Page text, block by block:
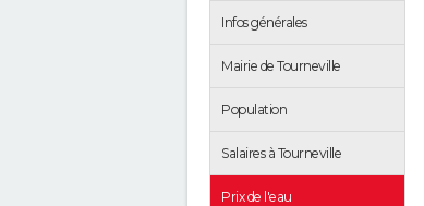
Infos générales
Mairie de Tourneville
Population
Salaires à Tourneville
Prix de l'eau